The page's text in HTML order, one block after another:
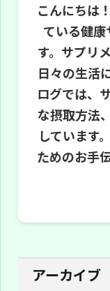
こんにちは
ている健
す。サプリ
日々の生活
ログでは、
な摂取方法
しています
ためのお手
アーカイブ